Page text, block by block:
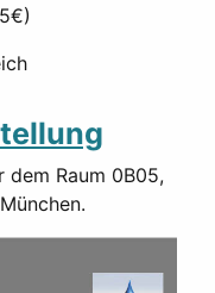
dem Raum 0B05,